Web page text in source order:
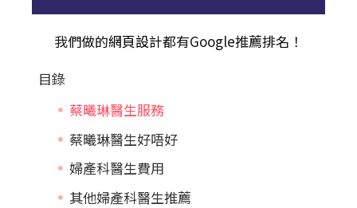
我們做的網頁設計都有Google推薦排名！
目錄
蔡曦琳醫生服務
蔡曦琳醫生好唔好
婦產科醫生費用
其他婦產科醫生推薦